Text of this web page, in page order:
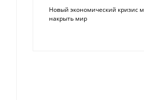
Новый экономический кризис
накрыть мир